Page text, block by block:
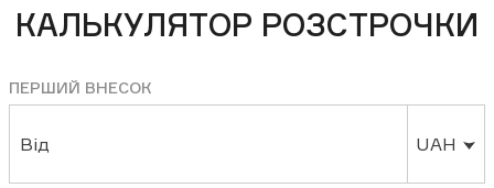
КАЛЬКУЛЯТОР РОЗСТРОЧКИ
ПЕРШИЙ ВНЕСОК
Від UAH